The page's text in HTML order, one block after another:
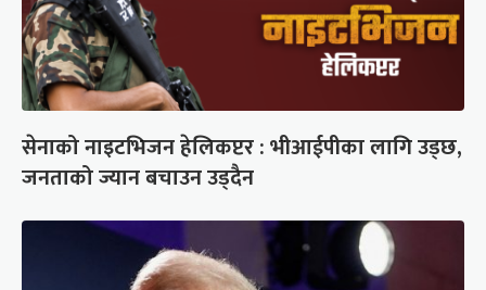
सेनाको नाइटभिजन हेलिकप्टर : भीआईपीका लागि उड्छ,
जनताको ज्यान बचाउन उड्दैन